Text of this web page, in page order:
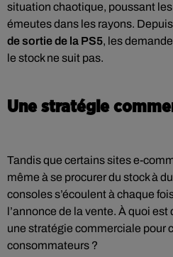
situation chaotique, poussant
émeutes dans les rayons.
de sortie de la PS5, les
le stock ne suit pas.
Une stratégie
Tandis que certains sites e-
même à se procurer du stock à
consoles s’écoulent à chaque
l’annonce de la vente. À quoi
une stratégie commerciale pour
consommateurs ?